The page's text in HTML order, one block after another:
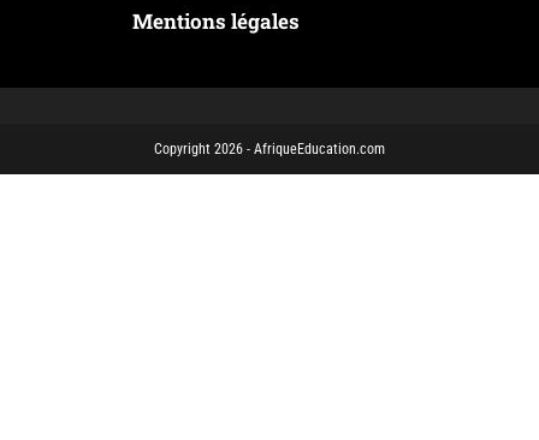
Mentions légales
Copyright 2026 - AfriqueEducation.com